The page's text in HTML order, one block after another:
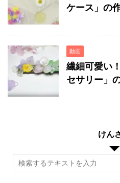
ケース」の
動画
繊細可愛い
セサリー」
けん